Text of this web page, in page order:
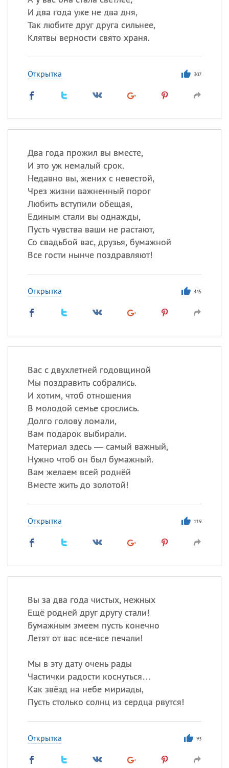
И два года уже не два дня,
Так любите друг друга сильнее,
Клятвы верности свято храня.
Открытка 307
Два года прожил вы вместе,
И это уж немалый срок.
Недавно вы, жених с невестой,
Чрез жизни важненный порог
Любить вступили обещая,
Единым стали вы однажды,
Пусть чувства ваши не растают,
Со свадьбой вас, друзья, бумажной
Все гости нынче поздравляют!
Открытка 445
Вас с двухлетней годовщиной
Мы поздравить собрались.
И хотим, чтоб отношения
В молодой семье срослись.
Долго голову ломали,
Вам подарок выбирали.
Материал здесь — самый важный,
Нужно чтоб он был бумажный.
Вам желаем всей роднёй
Вместе жить до золотой!
Открытка 119
Вы за два года чистых, нежных
Ещё родней друг другу стали!
Бумажным змеем пусть конечно
Летят от вас все-все печали!
Мы в эту дату очень рады
Частички радости коснуться…
Как звёзд на небе мириады,
Пусть столько солнц из сердца рвутся!
Открытка 93